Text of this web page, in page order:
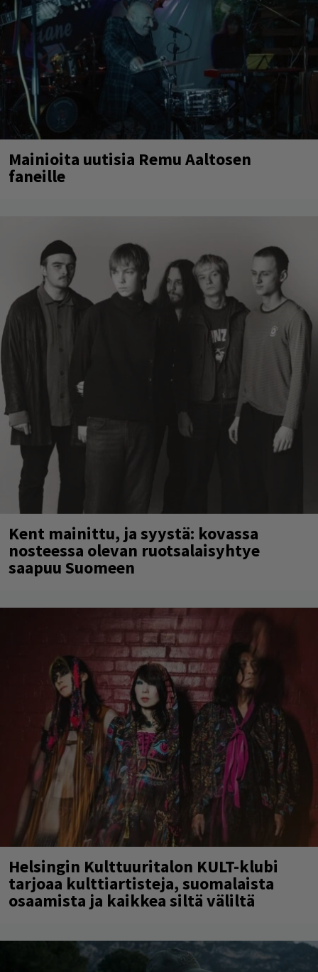
Mainioita uutisia Remu Aaltosen
faneille
Kent mainittu, ja syystä: kovassa
nosteessa olevan ruotsalaisyhtye
saapuu Suomeen
Helsingin Kulttuuritalon KULT-klubi
tarjoaa kulttiartisteja, suomalaista
osaamista ja kaikkea siltä väliltä